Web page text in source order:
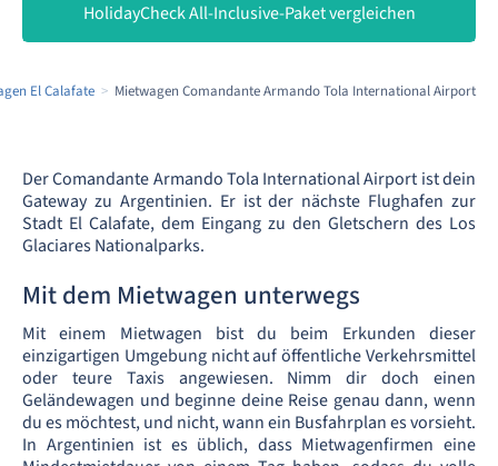
HolidayCheck All-Inclusive-Paket vergleichen
El Calafate Mietwagen Comandante Armando Tola International Airport
Der Comandante Armando Tola International Airport ist dein
Gateway zu Argentinien. Er ist der nächste Flughafen zur
Stadt El Calafate, dem Eingang zu den Gletschern des Los
Glaciares Nationalparks.
Mit dem Mietwagen unterwegs
Mit einem Mietwagen bist du beim Erkunden dieser
einzigartigen Umgebung nicht auf öffentliche Verkehrsmittel
oder teure Taxis angewiesen. Nimm dir doch einen
Geländewagen und beginne deine Reise genau dann, wenn
du es möchtest, und nicht, wann ein Busfahrplan es vorsieht.
In Argentinien ist es üblich, dass Mietwagenfirmen eine